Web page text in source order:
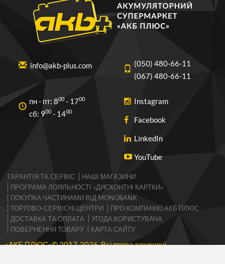
info@akb-plus.com
(050) 480-66-11
(067) 480-66-11
пн - пт: 800 - 1700
cб: 900 - 1400
Instagram
Facebook
LinkedIn
YouTube
ГАРАНТІЯ ТА СЕРВІС
НАШІ МАГАЗИНИ
ПРОГРАМА ЛОЯЛЬНОСТІ «ДИСКОНТНІ КАРТКИ»
ПОКУПКА ЧАСТИНАМИ ВІД MONOBANK
ТОРГОВО-СЕРВІСНІ ЦЕНТРИ
ПРО КОМПАНІЮ АКБ ПЛЮС
ДОСТАВКА ТА ОПЛАТА
УГОДА КОРИСТУВАЧА
ПОВЕРНЕННЯ ТОВАРУ
КАРТА САЙТУ
«АКБ ПЛЮС»© 2017-2026 Всі права захищені